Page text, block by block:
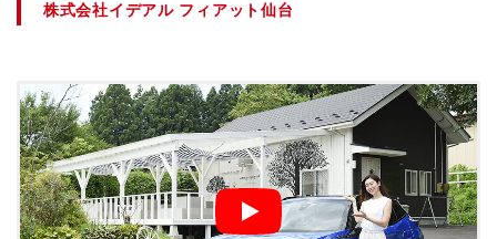
株式会社イデアル フィアット仙台